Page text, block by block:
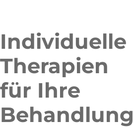
Individuelle
Therapien
für Ihre
Behandlung